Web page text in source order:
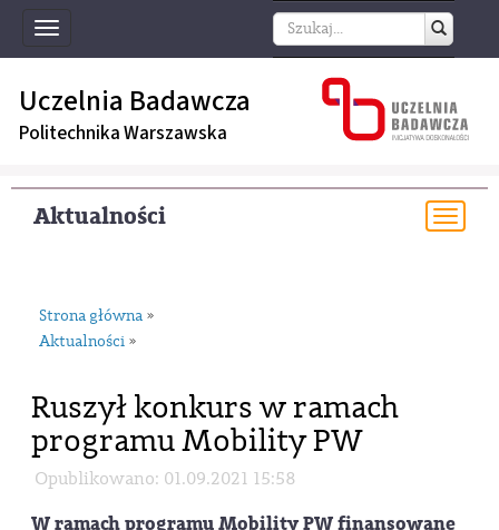
Toggle
navigation
Uczelnia Badawcza
Politechnika Warszawska
Aktualności
Strona główna »
Aktualności »
Ruszył konkurs w ramach
programu Mobility PW
Opublikowano: 01.09.2021 15:58
W ramach programu Mobility PW finansowane